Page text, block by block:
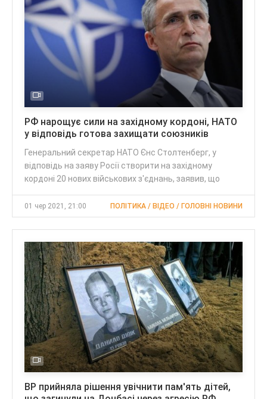
РФ нарощує сили на західному кордоні, НАТО
у відповідь готова захищати союзників
Генеральний секретар НАТО Єнс Столтенберг, у
відповідь на заяву Росії створити на західному
кордоні 20 нових військових з'єднань, заявив, що
01 чер 2021, 21:00 ПОЛІТИКА / ВІДЕО / ГОЛОВНІ НОВИНИ
ВР прийняла рішення увічнити пам'ять дітей,